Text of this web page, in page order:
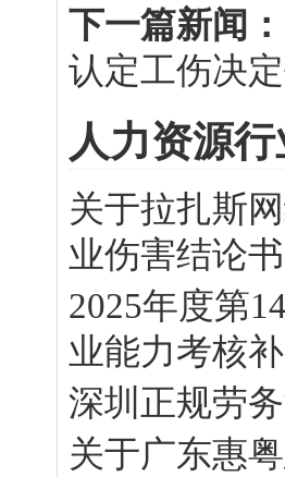
下一篇新闻：
认定工伤决
人力资源
关于拉扎斯
业伤害结论
2025年度第
业能力考核
深圳正规劳
关于广东惠